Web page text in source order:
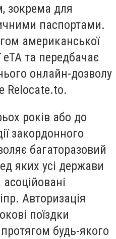
зокрема для
паспортами.
американської
eTA та передбачає
онлайн-дозволу
Relocate.to.
років або до
закордонного
багаторазовий
яких усі держави
Авторизація
поїздки
будь-якого